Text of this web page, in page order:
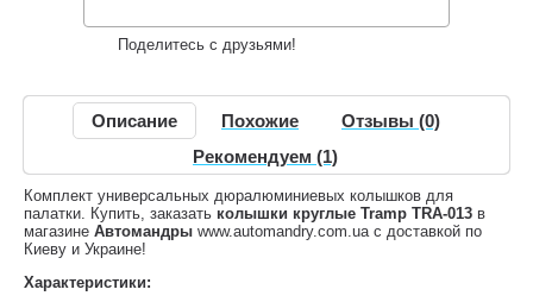
Поделитесь с друзьями!
Описание Похожие
Отзывы (0)
Рекомендуем (1)
Комплект универсальных дюралюминиевых колышков для
палатки. Купить, заказать колышки круглые Tramp TRA-013 в
магазине Автомандры www.automandry.com.ua с доставкой по
Киеву и Украине!
Характеристики: